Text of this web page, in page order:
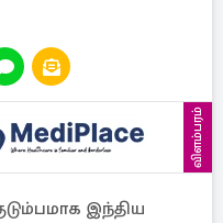
விளம்பரம்
இந்திய